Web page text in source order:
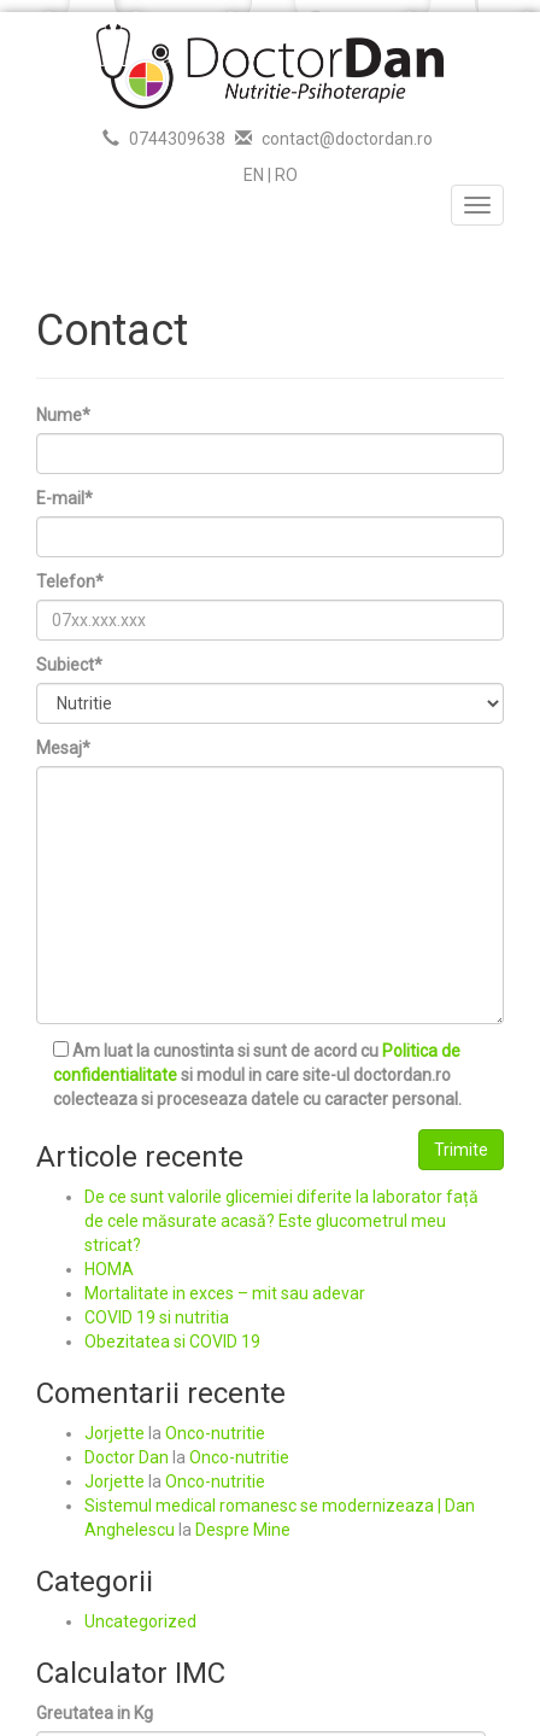
0744309638
contact@doctordan.ro
EN
RO
Toggle
Contact
Nume*
E-mail*
Telefon*
Subiect*
Mesaj*
Am luat la cunostinta si sunt de acord cu Politica de
confidentialitatesi modul in care site-ul doctordan.ro
colecteaza si proceseaza datele cu caracter personal.
Trimite
Articole recente
De ce sunt valorile glicemiei diferite la laborator față
de cele măsurate acasă? Este glucometrul meu
stricat?
HOMA
Mortalitate in exces – mit sau adevar
COVID 19 si nutritia
Obezitatea si COVID 19
Comentarii recente
Jorjette la Onco-nutritie
Doctor Dan la Onco-nutritie
Jorjette la Onco-nutritie
Sistemul medical romanesc se modernizeaza | Dan
Anghelescu la Despre Mine
Categorii
Uncategorized
Calculator IMC
Greutatea in Kg